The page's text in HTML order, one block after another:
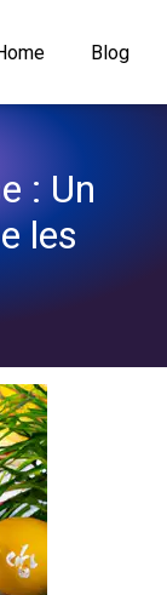
Blog
: Un
les
qui réveille les